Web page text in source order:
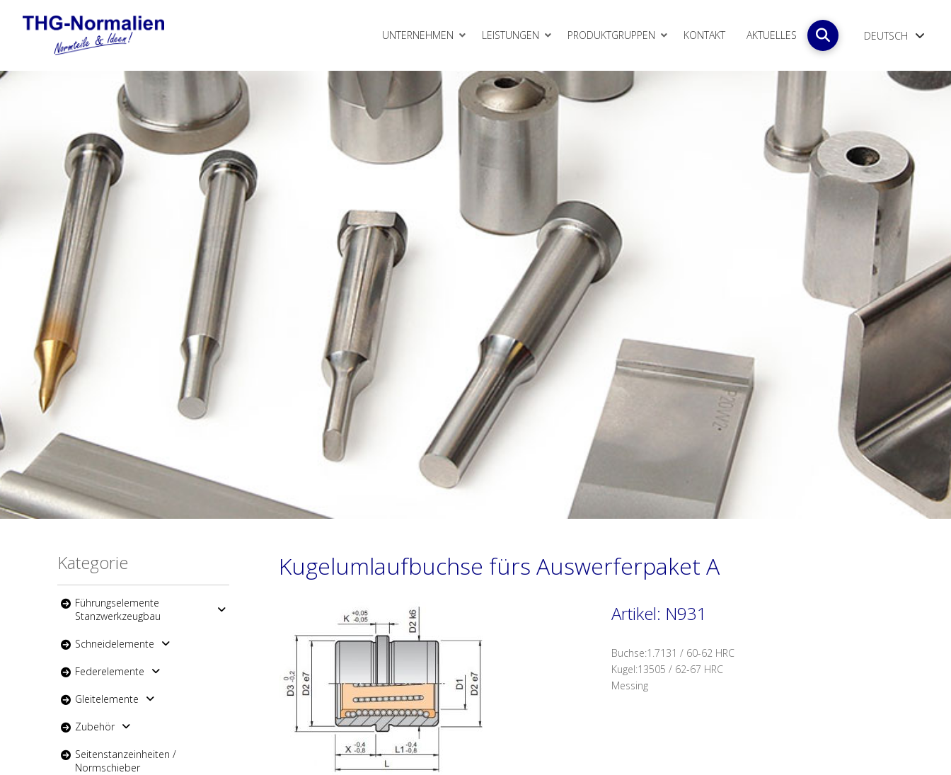
UNTERNEHMEN LEISTUNGEN PRODUKTGRUPPEN
Automation
Elektronische Gewindeformeinheiten
Federelemente
Formnormalien
Führungselemente Stanzwerkzeugbau
Gasdruckfedern und Tankplattensysteme
Gleitelemente
Rollbieger
Zubehör
KONTAKT AKTUELLES DEUTSCH
Kategorie
Führungselemente
Stanzwerkzeugbau
Schneidelemente
Federelemente
Gleitelemente
Zubehör
Seitenstanzeinheiten /
Normschieber
Kugelumlaufbuchse fürs Auswerferpaket A
Artikel: N931
Buchse:1.7131 / 60-62 HRC
Kugel:13505 / 62-67 HRC
Messing